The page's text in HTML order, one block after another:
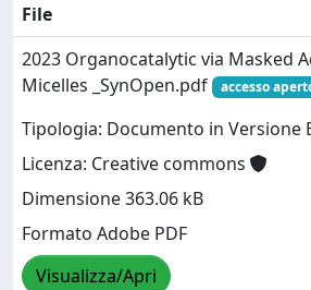
File
2023 Organocatalytic via Masked
Micelles _SynOpen.pdf
accesso
Tipologia: Documento in Versione
Licenza: Creative commons
Dimensione 363.06 kB
Formato Adobe PDF
Visualizza/Apri